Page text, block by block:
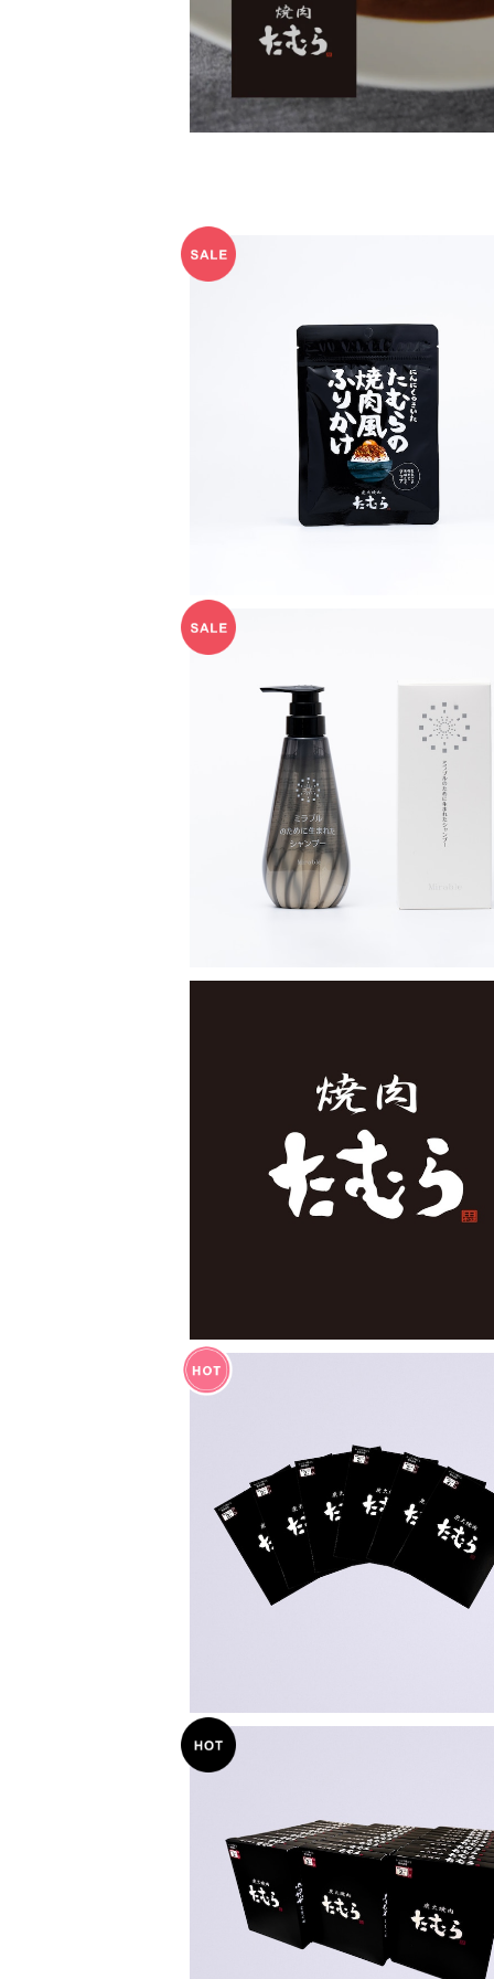
【賞味期限間近】にんにくのきいたたむ
肉風ふりかけ
¥108
60%OFF
ミラブルのために生まれたシャンプ
40%OFF
ギフトオプションについて
¥50
【お得・送料無料】中辛6食セット
¥3,600
【お得・まとめ買い】30食セット
15%OFF